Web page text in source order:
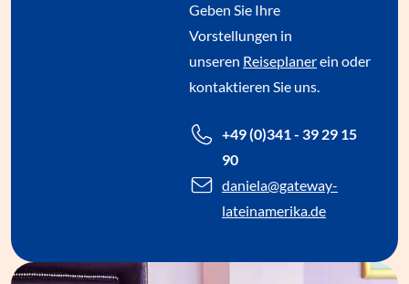
Geben Sie Ihre
Vorstellungen in
unseren Reiseplanerein oder
kontaktieren Sie uns.
+49 (0)341 - 39 29 15
90
daniela@gateway-
lateinamerika.de